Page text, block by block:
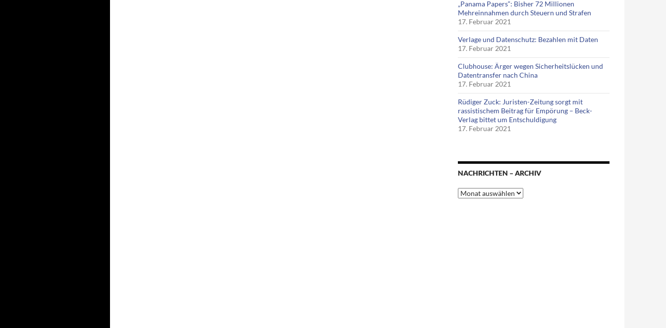
„Panama Papers“: Bisher 72 Millionen
Mehreinnahmen durch Steuern und Strafen
17. Februar 2021
Verlage und Datenschutz: Bezahlen mit Daten
17. Februar 2021
Clubhouse: Ärger wegen Sicherheitslücken und
Datentransfer nach China
17. Februar 2021
Rüdiger Zuck: Juristen-Zeitung sorgt mit
rassistischem Beitrag für Empörung – Beck-
Verlag bittet um Entschuldigung
17. Februar 2021
NACHRICHTEN – ARCHIV
Nachrichten
–